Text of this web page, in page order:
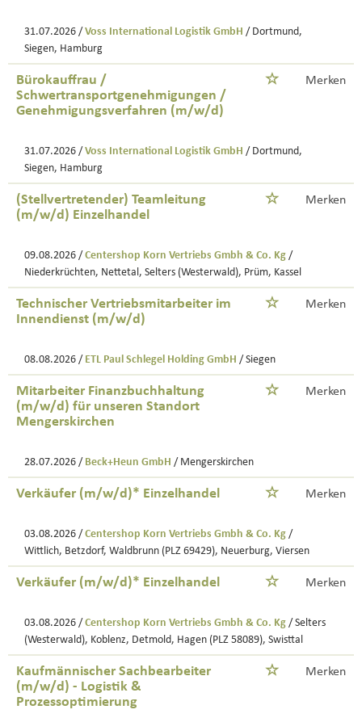
31.07.2026 / Voss International Logistik GmbH / Dortmund,
Siegen, Hamburg
Bürokauffrau /
Schwertransportgenehmigungen /
Genehmigungsverfahren (m/w/d)
Merken
31.07.2026 / Voss International Logistik GmbH / Dortmund,
Siegen, Hamburg
(Stellvertretender) Teamleitung
(m/w/d) Einzelhandel
Merken
09.08.2026 / Centershop Korn Vertriebs Gmbh & Co. Kg /
Niederkrüchten, Nettetal, Selters (Westerwald), Prüm, Kassel
Technischer Vertriebsmitarbeiter im
Innendienst (m/w/d)
Merken
08.08.2026 / ETL Paul Schlegel Holding GmbH / Siegen
Mitarbeiter Finanzbuchhaltung
(m/w/d) für unseren Standort
Mengerskirchen
Merken
28.07.2026 / Beck+Heun GmbH / Mengerskirchen
Verkäufer (m/w/d)* Einzelhandel Merken
03.08.2026 / Centershop Korn Vertriebs Gmbh & Co. Kg /
Wittlich, Betzdorf, Waldbrunn (PLZ 69429), Neuerburg, Viersen
Verkäufer (m/w/d)* Einzelhandel Merken
03.08.2026 / Centershop Korn Vertriebs Gmbh & Co. Kg / Selters
(Westerwald), Koblenz, Detmold, Hagen (PLZ 58089), Swisttal
Kaufmännischer Sachbearbeiter
(m/w/d) - Logistik &
Prozessoptimierung
Merken